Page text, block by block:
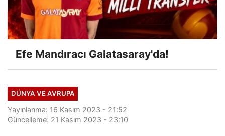
Efe Mandıracı Galatasaray'da!
DÜNYA VE AVRUPA
Yayınlanma: 16 Kasım 2023 - 21:52
Güncelleme: 21 Kasım 2023 - 23:10